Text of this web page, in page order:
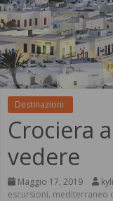
Destinazioni
Crociera
vedere
Maggio 17, 2019
escursioni, mediterraneo